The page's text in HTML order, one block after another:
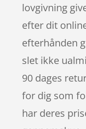
lovgivning
efter dit
efterhånden
slet ikke
90 dages
for dig som
har deres